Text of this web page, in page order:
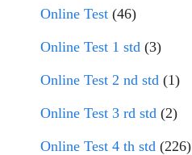
Online Test (46)
Online Test 1 std (3)
Online Test 2 nd std (1)
Online Test 3 rd std (2)
Online Test 4 th std (226)